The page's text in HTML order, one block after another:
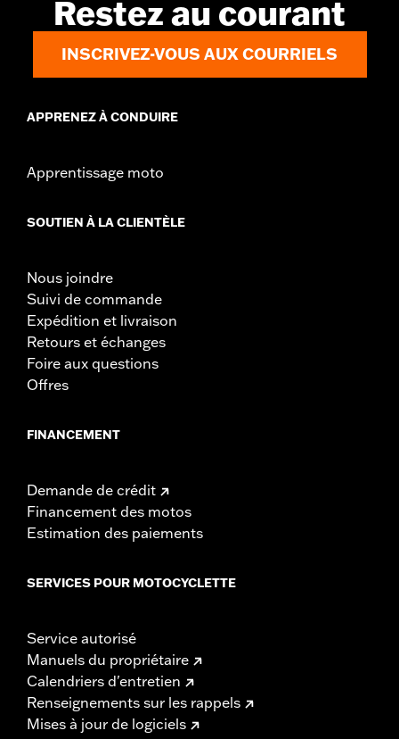
Restez au courant
INSCRIVEZ-VOUS AUX COURRIELS
APPRENEZ À CONDUIRE
Apprentissage moto
SOUTIEN À LA CLIENTÈLE
Nous joindre
Suivi de commande
Expédition et livraison
Retours et échanges
Foire aux questions
Offres
FINANCEMENT
Demande de crédit
Financement des motos
Estimation des paiements
SERVICES POUR MOTOCYCLETTE
Service autorisé
Manuels du propriétaire
Calendriers d'entretien
Renseignements sur les rappels
Mises à jour de logiciels